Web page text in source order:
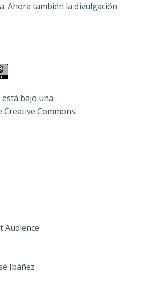
Ahora también la divulgación
bajo una
Creative Commons.